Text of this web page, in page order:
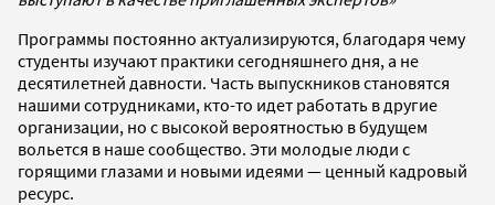
Программы постоянно актуализируются, благодаря чему
студенты изучают практики сегодняшнего дня, а не
десятилетней давности. Часть выпускников становятся
нашими сотрудниками, кто-то идет работать в другие
организации, но с высокой вероятностью в будущем
вольется в наше сообщество. Эти молодые люди с
горящими глазами и новыми идеями — ценный кадровый
ресурс.